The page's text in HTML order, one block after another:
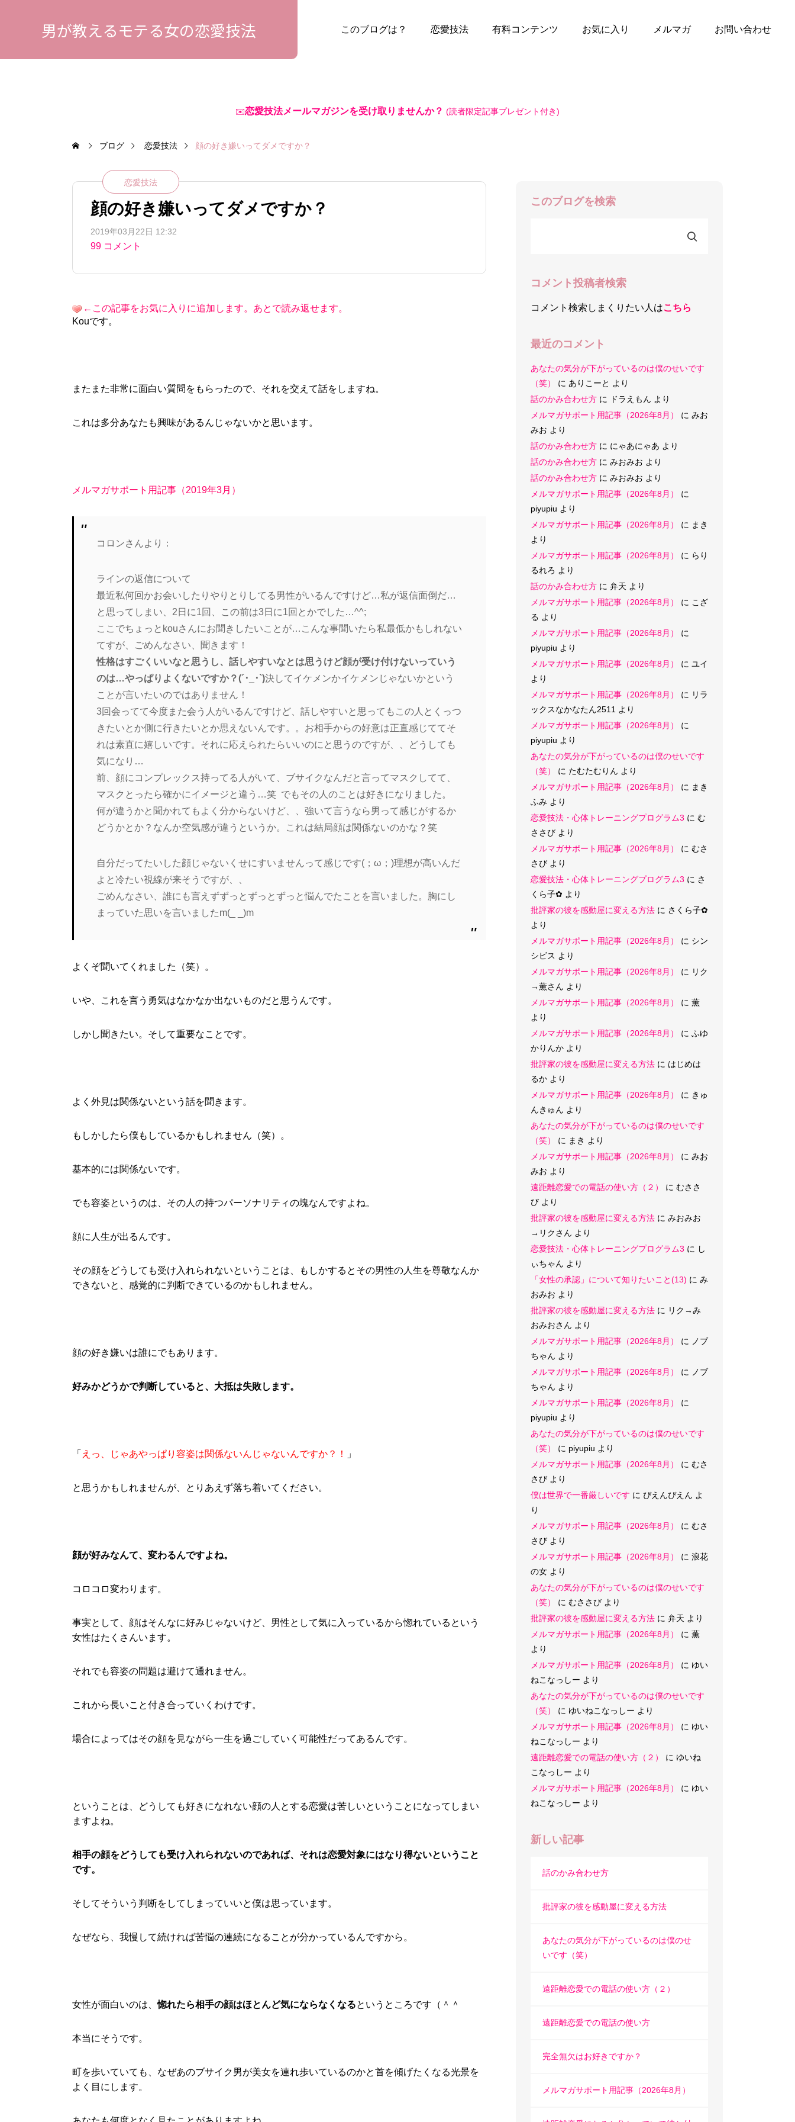
男が教えるモテる女の恋愛技法 このブログは？ 恋愛技法 有料コンテンツ お気に入り メルマガ お問い合わせ
✉️恋愛技法メールマガジンを受け取りませんか？ (読者限定記事プレゼント付き)
ブログ 恋愛技法 顔の好き嫌いってダメですか？
恋愛技法
顔の好き嫌いってダメですか？
2019年03月22日 12:32
99 コメント
←この記事をお気に入りに追加します。あとで読み返せます。
Kouです。
またまた非常に面白い質問をもらったので、それを交えて話をしますね。
これは多分あなたも興味があるんじゃないかと思います。
メルマガサポート用記事（2019年3月）
コロンさんより：
ラインの返信について
最近私何回かお会いしたりやりとりしてる男性がいるんですけど…私が返信面倒だ…
と思ってしまい、2日に1回、この前は3日に1回とかでした…^^;
ここでちょっとkouさんにお聞きしたいことが…こんな事聞いたら私最低かもしれない
てすが、ごめんなさい、聞きます！
性格はすごくいいなと思うし、話しやすいなとは思うけど顔が受け付けないっていう
のは…やっぱりよくないですか？(´･_･`)決してイケメンかイケメンじゃないかという
ことが言いたいのではありません！
3回会ってて今度また会う人がいるんですけど、話しやすいと思ってもこの人とくっつ
きたいとか側に行きたいとか思えないんです。。お相手からの好意は正直感じててそ
れは素直に嬉しいです。それに応えられたらいいのにと思うのですが、、どうしても
気になり…
前、顔にコンプレックス持ってる人がいて、ブサイクなんだと言ってマスクしてて、
マスクとったら確かにイメージと違う…笑 でもその人のことは好きになりました。
何が違うかと聞かれてもよく分からないけど、、強いて言うなら男って感じがするか
どうかとか？なんか空気感が違うというか。これは結局顔は関係ないのかな？笑
自分だってたいした顔じゃないくせにすいませんって感じです(；ω；)理想が高いんだ
よと冷たい視線が来そうですが、、
ごめんなさい、誰にも言えずずっとずっとずっと悩んでたことを言いました。胸にし
まっていた思いを言いましたm(_ _)m
よくぞ聞いてくれました（笑）。
いや、これを言う勇気はなかなか出ないものだと思うんです。
しかし聞きたい。そして重要なことです。
よく外見は関係ないという話を聞きます。
もしかしたら僕もしているかもしれません（笑）。
基本的には関係ないです。
でも容姿というのは、その人の持つパーソナリティの塊なんですよね。
顔に人生が出るんです。
その顔をどうしても受け入れられないということは、もしかするとその男性の人生を尊敬なんか
できないと、感覚的に判断できているのかもしれません。
顔の好き嫌いは誰にでもあります。
好みかどうかで判断していると、大抵は失敗します。
「 えっ、じゃあやっぱり容姿は関係ないんじゃないんですか？！ 」
と思うかもしれませんが、とりあえず落ち着いてください。
顔が好みなんて、変わるんですよね。
コロコロ変わります。
事実として、顔はそんなに好みじゃないけど、男性として気に入っているから惚れているという
女性はたくさんいます。
それでも容姿の問題は避けて通れません。
これから長いこと付き合っていくわけです。
場合によってはその顔を見ながら一生を過ごしていく可能性だってあるんです。
ということは、どうしても好きになれない顔の人とする恋愛は苦しいということになってしまい
ますよね。
相手の顔をどうしても受け入れられないのであれば、それは恋愛対象にはなり得ないということ
です。
そしてそういう判断をしてしまっていいと僕は思っています。
なぜなら、我慢して続ければ苦悩の連続になることが分かっているんですから。
女性が面白いのは、惚れたら相手の顔はほとんど気にならなくなるというところです（＾＾
本当にそうです。
町を歩いていても、なぜあのブサイク男が美女を連れ歩いているのかと首を傾げたくなる光景を
よく目にします。
このブログを検索
コメント投稿者検索
コメント検索しまくりたい人はこちら
最近のコメント
あなたの気分が下がっているのは僕のせいです
（笑）
に ありこーと より
話のかみ合わせ方 に ドラえもん より
メルマガサポート用記事（2026年8月）
に みお
みお より
話のかみ合わせ方 に にゃあにゃあ より
話のかみ合わせ方 に みおみお より
話のかみ合わせ方 に みおみお より
メルマガサポート用記事（2026年8月）
に
piyupiu より
メルマガサポート用記事（2026年8月）
に まき
より
メルマガサポート用記事（2026年8月）
に らり
るれろ より
話のかみ合わせ方 に 弁天 より
メルマガサポート用記事（2026年8月）
に こざ
る より
メルマガサポート用記事（2026年8月）
に
piyupiu より
メルマガサポート用記事（2026年8月）
に ユイ
より
メルマガサポート用記事（2026年8月）
に リラ
ックスなかなたん2511 より
メルマガサポート用記事（2026年8月）
に
piyupiu より
あなたの気分が下がっているのは僕のせいです
（笑）
に たむたむりん より
メルマガサポート用記事（2026年8月）
に まき
ふみ より
恋愛技法・心体トレーニングプログラム3 に む
ささび より
メルマガサポート用記事（2026年8月）
に むさ
さび より
恋愛技法・心体トレーニングプログラム3 に さ
くら子‪✿ より
批評家の彼を感動屋に変える方法 に さくら子‪✿
より
メルマガサポート用記事（2026年8月）
に シン
シビス より
メルマガサポート用記事（2026年8月）
に リク
→薫さん より
メルマガサポート用記事（2026年8月）
に 薫
より
メルマガサポート用記事（2026年8月）
に ふゆ
かりんか より
批評家の彼を感動屋に変える方法 に はじめは
るか より
メルマガサポート用記事（2026年8月）
に きゅ
んきゅん より
あなたの気分が下がっているのは僕のせいです
（笑）
に まき より
メルマガサポート用記事（2026年8月）
に みお
みお より
遠距離恋愛での電話の使い方（２）
に むささ
び より
批評家の彼を感動屋に変える方法 に みおみお
→リクさん より
恋愛技法・心体トレーニングプログラム3 に し
ぃちゃん より
「女性の承認」について知りたいこと(13) に み
おみお より
批評家の彼を感動屋に変える方法 に リク→み
おみおさん より
メルマガサポート用記事（2026年8月）
に
ノブ
ちゃん より
メルマガサポート用記事（2026年8月）
に
ノブ
ちゃん より
メルマガサポート用記事（2026年8月）
に
piyupiu より
あなたの気分が下がっているのは僕のせいです
（笑）
に piyupiu より
メルマガサポート用記事（2026年8月）
に むさ
さび より
僕は世界で一番厳しいです に ぴえんぴえん よ
り
メルマガサポート用記事（2026年8月）
に むさ
さび より
メルマガサポート用記事（2026年8月）
に 浪花
の女 より
あなたの気分が下がっているのは僕のせいです
（笑）
に むささび より
批評家の彼を感動屋に変える方法 に 弁天 より
メルマガサポート用記事（2026年8月）
に 薫
より
メルマガサポート用記事（2026年8月）
に ゆい
ねこなっしー より
あなたの気分が下がっているのは僕のせいです
（笑）
に ゆいねこなっしー より
メルマガサポート用記事（2026年8月）
に ゆい
ねこなっしー より
遠距離恋愛での電話の使い方（２）
に ゆいね
こなっしー より
メルマガサポート用記事（2026年8月）
に ゆい
ねこなっしー より
新しい記事
話のかみ合わせ方
批評家の彼を感動屋に変える方法
あなたの気分が下がっているのは僕のせ
いです（笑）
遠距離恋愛での電話の使い方（２）
遠距離恋愛での電話の使い方
完全無欠はお好きですか？
メルマガサポート用記事（2026年8月）